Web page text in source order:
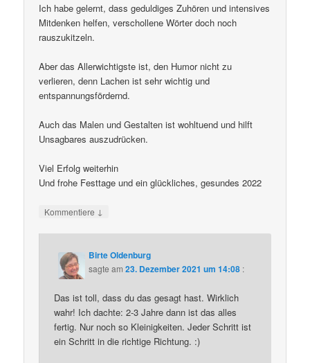
Ich habe gelernt, dass geduldiges Zuhören und intensives
Mitdenken helfen, verschollene Wörter doch noch
rauszukitzeln.
Aber das Allerwichtigste ist, den Humor nicht zu
verlieren, denn Lachen ist sehr wichtig und
entspannungsfördernd.
Auch das Malen und Gestalten ist wohltuend und hilft
Unsagbares auszudrücken.
Viel Erfolg weiterhin
Und frohe Festtage und ein glückliches, gesundes 2022
Kommentiere ↓
Birte Oldenburg
sagte am23. Dezember 2021 um 14:08 :
Das ist toll, dass du das gesagt hast. Wirklich
wahr! Ich dachte: 2-3 Jahre dann ist das alles
fertig. Nur noch so Kleinigkeiten. Jeder Schritt ist
ein Schritt in die richtige Richtung. :)